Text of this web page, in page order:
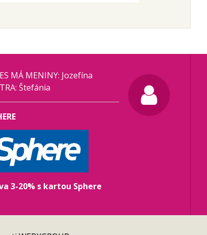
MÁ MENINY: Jozefína
Štefánia
3-20% s kartou Sphere